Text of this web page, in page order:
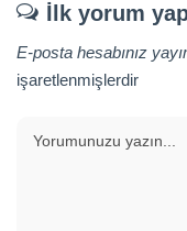
İlk yorum
E-posta hesabınız
işaretlenmişlerdir